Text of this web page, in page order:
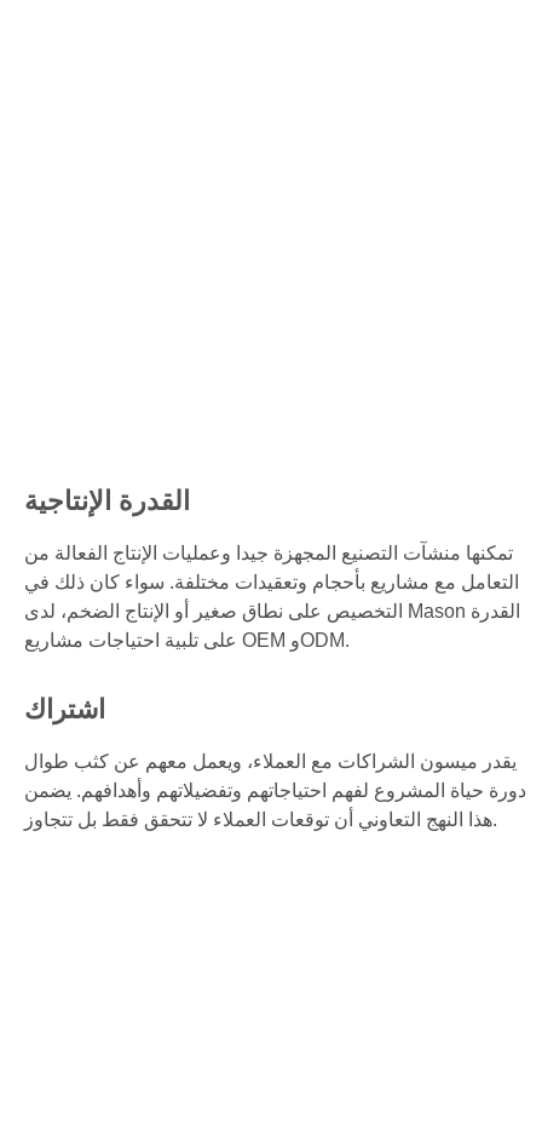
القدرة الإنتاجية
تمكنها منشآت التصنيع المجهزة جيدا وعمليات الإنتاج الفعالة من
التعامل مع مشاريع بأحجام وتعقيدات مختلفة. سواء كان ذلك في
التخصيص على نطاق صغير أو الإنتاج الضخم، لدى Mason القدرة
على تلبية احتياجات مشاريع OEM وODM.
اشتراك
يقدر ميسون الشراكات مع العملاء، ويعمل معهم عن كثب طوال
دورة حياة المشروع لفهم احتياجاتهم وتفضيلاتهم وأهدافهم. يضمن
هذا النهج التعاوني أن توقعات العملاء لا تتحقق فقط بل تتجاوز.